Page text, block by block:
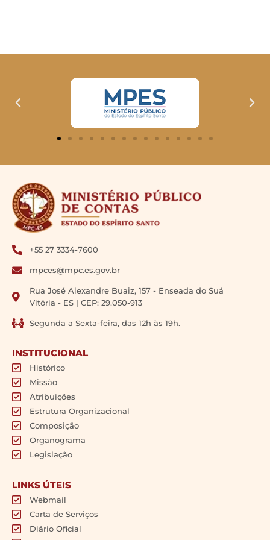
+55 27 3334-7600
mpces@mpc.es.gov.br
Rua José Alexandre Buaiz, 157 - Enseada do Suá
Vitória - ES | CEP: 29.050-913
Segunda a Sexta-feira, das 12h às 19h.
INSTITUCIONAL
Histórico
Missão
Atribuições
Estrutura Organizacional
Composição
Organograma
Legislação
LINKS ÚTEIS
Webmail
Carta de Serviços
Diário Oficial